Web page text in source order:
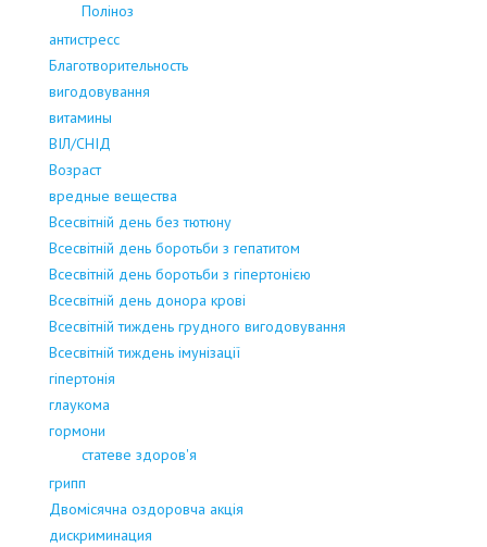
Поліноз
антистресс
Благотворительность
вигодовування
витамины
ВІЛ/СНІД
Возраст
вредные вещества
Всесвітній день без тютюну
Всесвітній день боротьби з гепатитом
Всесвітній день боротьби з гіпертонією
Всесвітній день донора крові
Всесвітній тиждень грудного вигодовування
Всесвітній тиждень імунізації
гіпертонія
глаукома
гормони
статеве здоров'я
грипп
Двомісячна оздоровча акція
дискриминация